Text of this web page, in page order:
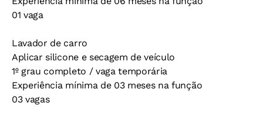
01 vaga
Lavador de carro
Aplicar silicone e secagem de veículo
1º grau completo / vaga temporária
Experiência mínima de 03 meses na função
03 vagas